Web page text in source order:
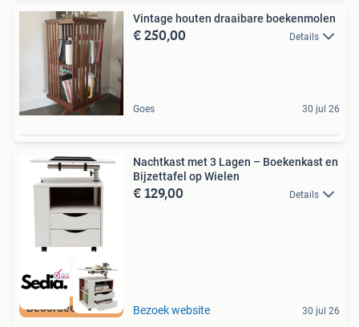
Vintage houten draaibare boekenmolen
€ 250,00 Details
Goes 30 jul 26
Beoordeeld met 9+
Nachtkast met 3 Lagen – Boekenkast en
Bijzettafel op Wielen
€ 129,00 Details
Bezoek website 30 jul 26